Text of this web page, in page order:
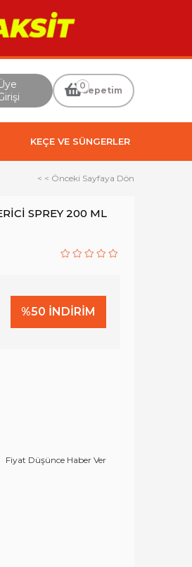
Sepetim
0
KEÇE VE SÜNGERLER
< < Önceki Sayfaya Dön
SPREY 200 ML
%50 İNDIRIM
Fiyat Düşünce Haber Ver